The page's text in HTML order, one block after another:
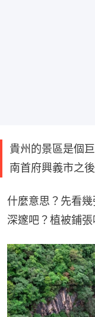
貴州的景區是個
南首府興義市之
什麼意思？先看
深邃吧？植被鋪